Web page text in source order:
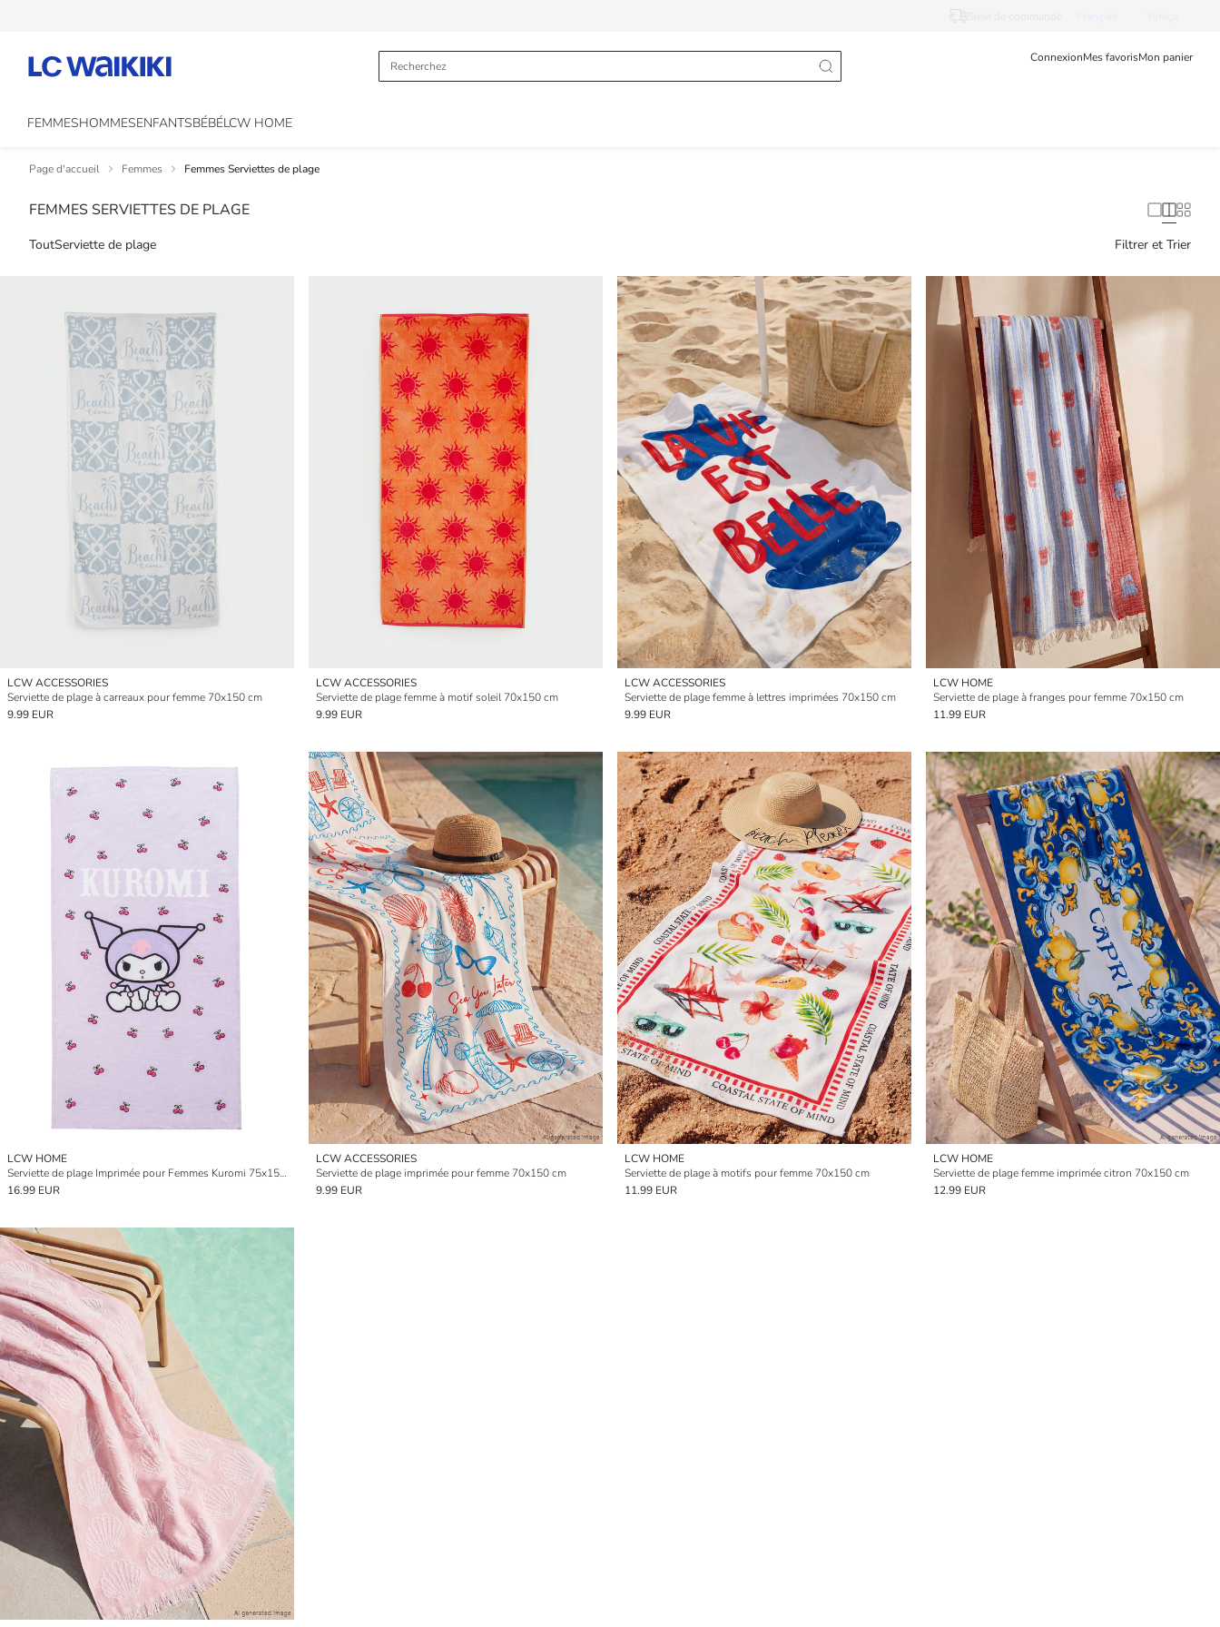
ConnexionMes favorisMon panier
FEMMESHOMMESENFANTSBÉBÉLCW HOME
Page d'accueil Femmes Femmes Serviettes de plage
FEMMES SERVIETTES DE PLAGE
ToutServiette de plage Filtrer et Trier
LCW ACCESSORIES
Serviette de plage à carreaux pour femme 70x150 cm
9.99 EUR
LCW ACCESSORIES
Serviette de plage femme à motif soleil 70x150 cm
9.99 EUR
LCW ACCESSORIES
Serviette de plage femme à lettres imprimées 70x150 cm
9.99 EUR
LCW HOME
Serviette de plage à franges pour femme 70x150 cm
11.99 EUR
LCW HOME
Serviette de plage Imprimée pour Femmes Kuromi 75x150 cm
16.99 EUR
LCW ACCESSORIES
Serviette de plage imprimée pour femme 70x150 cm
9.99 EUR
LCW HOME
Serviette de plage à motifs pour femme 70x150 cm
11.99 EUR
LCW HOME
Serviette de plage femme imprimée citron 70x150 cm
12.99 EUR